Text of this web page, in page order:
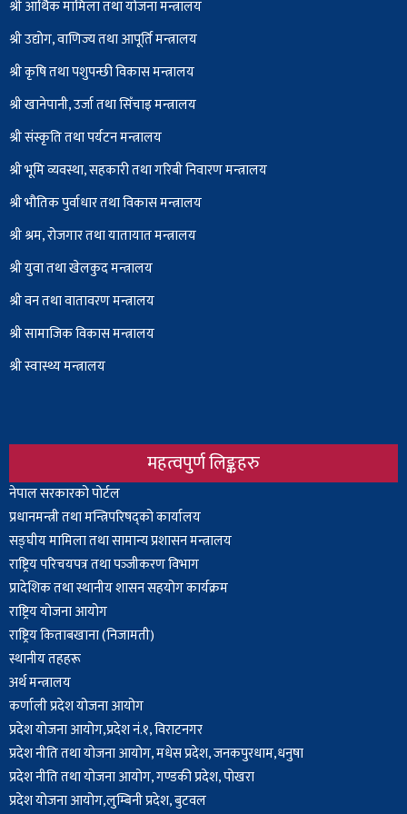
श्री आर्थिक मामिला तथा योजना मन्त्रालय
श्री उद्योग, वाणिज्य तथा आपूर्ति मन्त्रालय
श्री कृषि तथा पशुपन्छी विकास मन्त्रालय
श्री खानेपानी, उर्जा तथा सिँचाइ मन्त्रालय
श्री संस्कृति तथा पर्यटन मन्त्रालय
श्री भूमि व्यवस्था, सहकारी तथा गरिबी निवारण मन्त्रालय
श्री भौतिक पुर्वाधार तथा विकास मन्त्रालय
श्री श्रम, रोजगार तथा यातायात मन्त्रालय
श्री युवा तथा खेलकुद मन्त्रालय
श्री वन तथा वातावरण मन्त्रालय
श्री सामाजिक विकास मन्त्रालय
श्री स्वास्थ्य मन्त्रालय
महत्वपुर्ण लिङ्कहरु
Body
नेपाल सरकारको पोर्टल
प्रधानमन्त्री तथा मन्त्रिपरिषद्को कार्यालय
सङ्घीय मामिला तथा सामान्य प्रशासन मन्त्रालय
राष्ट्रिय परिचयपत्र तथा पञ्‍जीकरण विभाग
प्रादेशिक तथा स्थानीय शासन सहयोग कार्यक्रम
राष्ट्रिय योजना आयोग
राष्ट्रिय किताबखाना (निजामती)
स्थानीय तहहरू
अर्थ मन्त्रालय
कर्णाली प्रदेश योजना आयोग
प्रदेश योजना आयोग,प्रदेश नं.१, विराटनगर
प्रदेश नीति तथा योजना आयोग, मधेस प्रदेश, जनकपुरधाम,धनुषा
प्रदेश नीति तथा योजना आयोग, गण्डकी प्रदेश, पोखरा
प्रदेश योजना आयोग,लुम्बिनी प्रदेश, बुटवल